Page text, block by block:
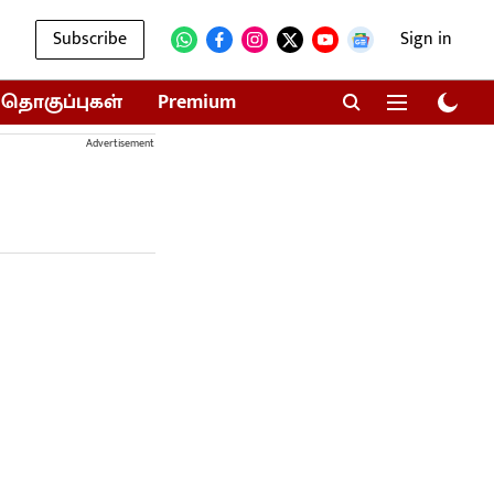
Subscribe Sign in
தொகுப்புகள் Premium
Advertisement